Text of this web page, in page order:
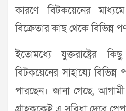
কারণে বিটকয়েনের
বিক্রেতার কাছ থেকে বিভিন্ন
ইতোমধ্যে যুক্তরাষ্ট্রের
বিটকয়েনের সাহায্যে
পারছেন। জানা গেছে,